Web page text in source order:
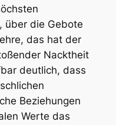
über die Gebote
das hat der
Nacktheit
deutlich, dass
Beziehungen
Werte das